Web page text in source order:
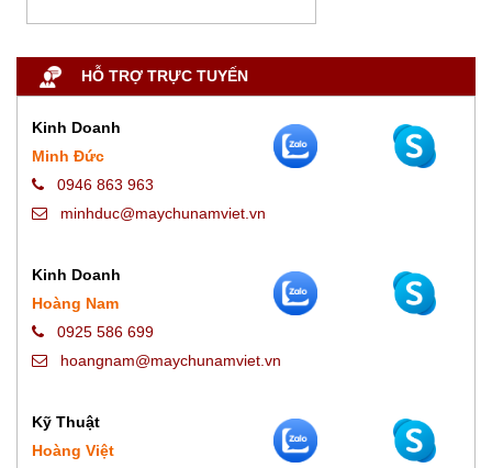
HỖ TRỢ TRỰC TUYẾN
Kinh Doanh
Minh Đức
0946 863 963
minhduc@maychunamviet.vn
Kinh Doanh
Hoàng Nam
0925 586 699
hoangnam@maychunamviet.vn
Kỹ Thuật
Hoàng Việt